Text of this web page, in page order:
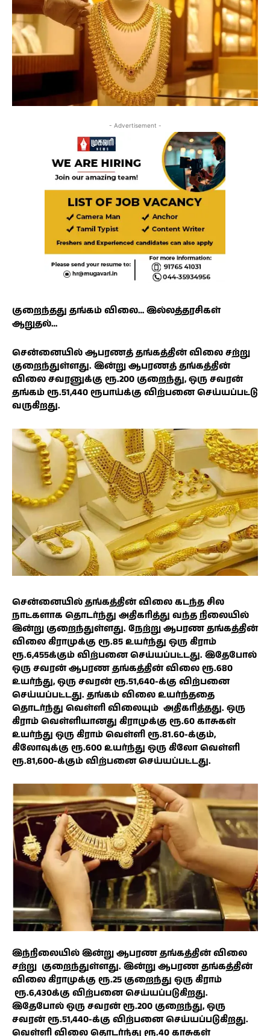
- Advertisement -
குறைந்தது தங்கம் விலை… இல்லத்தரசிகள்
ஆறுதல்…
சென்னையில் ஆபரணத் தங்கத்தின் விலை சற்று
குறைந்துள்ளது. இன்று ஆபரணத் தங்கத்தின்
விலை சவரனுக்கு ரூ.200 குறைந்து, ஒரு சவரன்
தங்கம் ரூ.51,440 ரூபாய்க்கு விற்பனை செய்யப்பட்டு
வருகிறது.
சென்னையில் தங்கத்தின் விலை கடந்த சில
நாட்களாக தொடர்ந்து அதிகரித்து வந்த நிலையில்
இன்று குறைந்துள்ளது. நேற்று ஆபரண தங்கத்தின்
விலை கிராமுக்கு ரூ.85 உயர்ந்து ஒரு கிராம்
ரூ.6,455க்கும் விற்பனை செய்யப்பட்டது. இதேபோல்
ஒரு சவரன் ஆபரண தங்கத்தின் விலை ரூ.680
உயர்ந்து, ஒரு சவரன் ரூ.51,640-க்கு விற்பனை
செய்யப்பட்டது. தங்கம் விலை உயர்ந்ததை
தொடர்ந்து வெள்ளி விலையும் அதிகரித்தது. ஒரு
கிராம் வெள்ளியானது கிராமுக்கு ரூ.60 காசுகள்
உயர்ந்து ஒரு கிராம் வெள்ளி ரூ.81.60-க்கும்,
கிலோவுக்கு ரூ.600 உயர்ந்து ஒரு கிலோ வெள்ளி
ரூ.81,600-க்கும் விற்பனை செய்யப்பட்டது.
இந்நிலையில் இன்று ஆபரண தங்கத்தின் விலை
சற்று குறைந்துள்ளது. இன்று ஆபரண தங்கத்தின்
விலை கிராமுக்கு ரூ.25 குறைந்து ஒரு கிராம்
ரூ.6,430க்கு விற்பனை செய்யப்படுகிறது.
இதேபோல் ஒரு சவரன் ரூ.200 குறைந்து, ஒரு
சவரன் ரூ.51,440-க்கு விற்பனை செய்யப்படுகிறது.
வெள்ளி விலை தொடர்ந்து ரூ.40 காசுகள்